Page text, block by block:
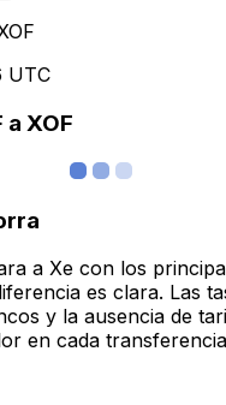
UTC
XOF
a Xe con los
es clara. Las
y la ausencia de
en cada